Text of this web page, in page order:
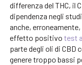
differenza del THC, il
dipendenza negli
anche,
effetto positivo test
parte degli oli di CBD
genere troppo bassi